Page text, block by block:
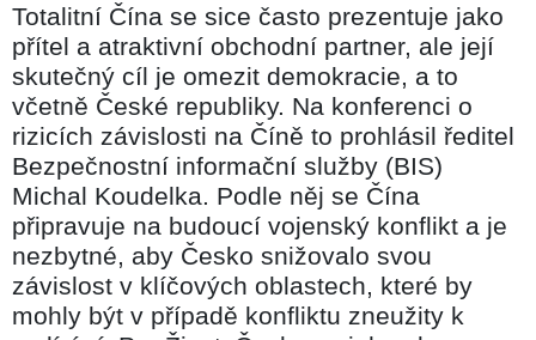
Totalitní Čína se sice často prezentuje jako
přítel a atraktivní obchodní partner, ale její
skutečný cíl je omezit demokracie, a to
včetně České republiky. Na konferenci o
rizicích závislosti na Číně to prohlásil ředitel
Bezpečnostní informační služby (BIS)
Michal Koudelka. Podle něj se Čína
připravuje na budoucí vojenský konflikt a je
nezbytné, aby Česko snižovalo svou
závislost v klíčových oblastech, které by
mohly být v případě konfliktu zneužity k